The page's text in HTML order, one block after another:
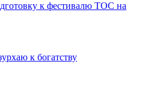
к фестивалю ТОС на
к богатству